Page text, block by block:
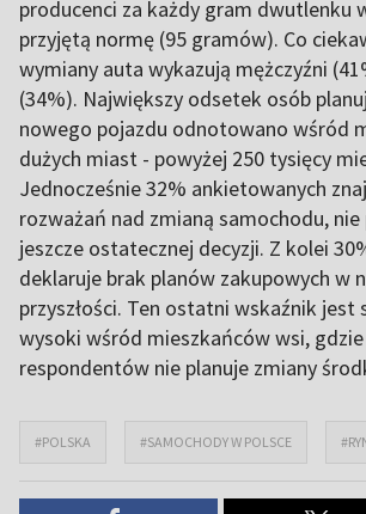
producenci za każdy gram dwutlenku
przyjętą normę (95 gramów). Co
wymiany auta wykazują mężczyźni
(34%). Największy odsetek osób
nowego pojazdu odnotowano wśród
dużych miast - powyżej 250 tysięcy
Jednocześnie 32% ankietowanych
rozważań nad zmianą samochodu,
jeszcze ostatecznej decyzji. Z kolei
deklaruje brak planów zakupowych w
przyszłości. Ten ostatni wskaźnik jest
wysoki wśród mieszkańców wsi,
respondentów nie planuje zmiany
#POLSKA #SAMOCHODY W POLSCE